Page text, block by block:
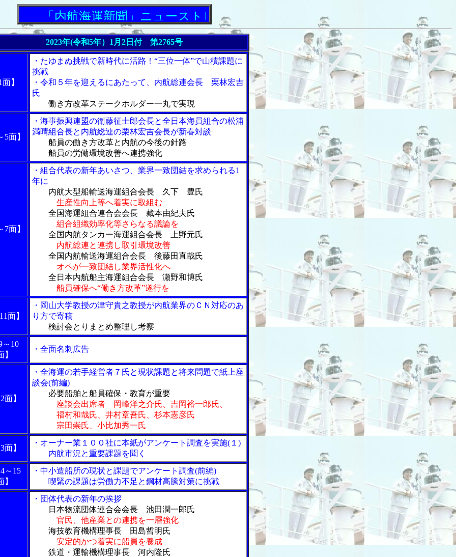
「内航海運新聞」ニューストピックス
2023年(令和5年）1月2日付 第2765号
】
・たゆまぬ挑戦で新時代に活路！“三位一体”で山積課題に
挑戦
・令和５年を迎えるにあたって、内航総連会長 栗林宏吉
氏
働き方改革ステークホルダー一丸で実現
5面】
・海事振興連盟の衛藤征士郎会長と全日本海員組合の松浦
満晴組合長と内航総連の栗林宏吉会長が新春対談
船員の働き方改革と内航の今後の針路
船員の労働環境改善へ連携強化
7面】
・組合代表の新年あいさつ、業界一致団結を求められる1
年に
内航大型船輸送海運組合会長 久下 豊氏
生産性向上等へ着実に取組む
全国海運組合連合会会長 藏本由紀夫氏
組合組織効率化等さらなる議論を
全国内航タンカー海運組合会長 上野元氏
内航総連と連携し取引環境改善
全国内航輸送海運組合会長 後藤田直哉氏
オペが一致団結し業界活性化へ
全日本内航船主海運組合会長 瀬野和博氏
船員確保へ“働き方改革”遂行を
面】
・岡山大学教授の津守貴之教授が内航業界のＣＮ対応のあ
り方で寄稿
検討会とりまとめ整理し考察
～10
】
・全面名刺広告
面】
・全海運の若手経営者７氏と現状課題と将来問題で紙上座
談会(前編)
必要船舶と船員確保・教育が重要
座談会出席者 岡峰洋之介氏、吉岡裕一郎氏、
福村和哉氏、井村章吾氏、杉本憲彦氏
宗田崇氏、小比加秀一氏
面】
・オーナー業１００社に本紙がアンケート調査を実施(１)
内航市況と重要課題を聞く
～15
】
・中小造船所の現状と課題でアンケート調査(前編)
喫緊の課題は労働力不足と鋼材高騰対策に挑戦
・団体代表の新年の挨拶
日本物流団体連合会会長 池田潤一郎氏
官民、他産業との連携を一層強化
海技教育機構理事長 田島哲明氏
安定的かつ着実に船員を養成
鉄道・運輸機構理事長 河内隆氏